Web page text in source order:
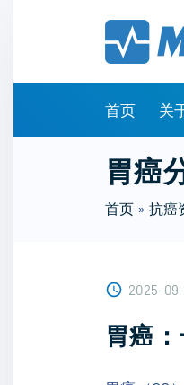
首页 关
胃癌
首页 » 抗癌
2025-
胃癌